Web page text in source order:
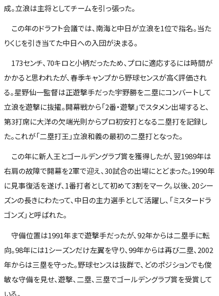
成。立浪は主将としてチームを引っ張った。
この年のドラフト会議では、南海と中日が立浪を1位で指名。当た
りくじを引き当てた中日への入団が決まる。
173センチ、70キロと小柄だったため、プロに適応するには時間が
かかると思われたが、春季キャンプから野球センスが高く評価され
る。星野仙一監督は正遊撃手だった宇野勝を二塁にコンバートして
立浪を遊撃に抜擢。開幕戦から「2番・遊撃」でスタメン出場すると、
第3打席に大洋の欠端光則からプロ初安打となる二塁打を記録し
た。これが「二塁打王」立浪和義の最初の二塁打となった。
この年に新人王とゴールデングラブ賞を獲得したが、翌1989年は
右肩の故障で開幕を2軍で迎え、30試合の出場にとどまった。1990年
に見事復活を遂げ、1番打者として初めて3割をマーク。以後、20シー
ズンの長きにわたって、中日の主力選手として活躍し、「ミスタードラ
ゴンズ」と呼ばれた。
守備位置は1991年まで遊撃手だったが、92年からは二塁手に転
向。98年には1シーズンだけ左翼を守り、99年からは再び二塁、2002
年からは三塁を守った。野球センスは抜群で、どのポジションでも俊
敏な守備を見せ、遊撃、二塁、三塁でゴールデングラブ賞を受賞して
いる。